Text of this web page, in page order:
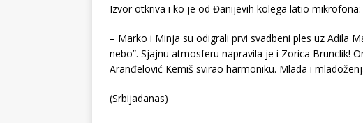
Izvor otkriva i ko je od Đanijevih kolega latio mikrofona:
– Marko i Minja su odigrali prvi svadbeni ples uz Adila
nebo”. Sjajnu atmosferu napravila je i Zorica Brunclik!
Aranđelović Kemiš svirao harmoniku. Mlada i
(Srbijadanas)